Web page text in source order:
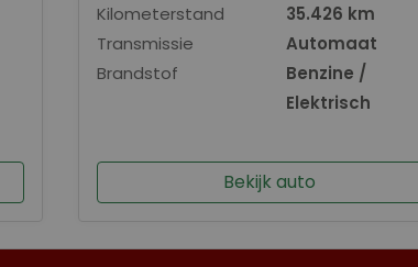
Kilometerstand
35.426 km
Transmissie
Automaat
Brandstof
Benzine /
Elektrisch
Bekijk auto